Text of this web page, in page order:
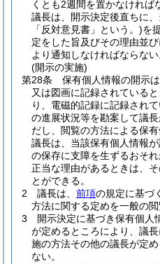
くとも2週間を置かなければ
議長は、開示決定後直ちに
「反対意見書」という。)を
定をした旨及びその理由並
より通知しなければならない
(開示の実施)
第28条
保有個人情報の開示
又は図画に記録されている
り、電磁的記録に記録され
の進展状況等を勘案して議
だし、閲覧の方法による保
議長は、当該保有個人情報
の保存に支障を生ずるおそ
正当な理由があるときは、
とができる。
2
議長は、 前項の規定に基づ
方法に関する定めを一般の
3
開示決定に基づき保有個人
が定めるところにより、議
施の方法その他の議長が定
ない。